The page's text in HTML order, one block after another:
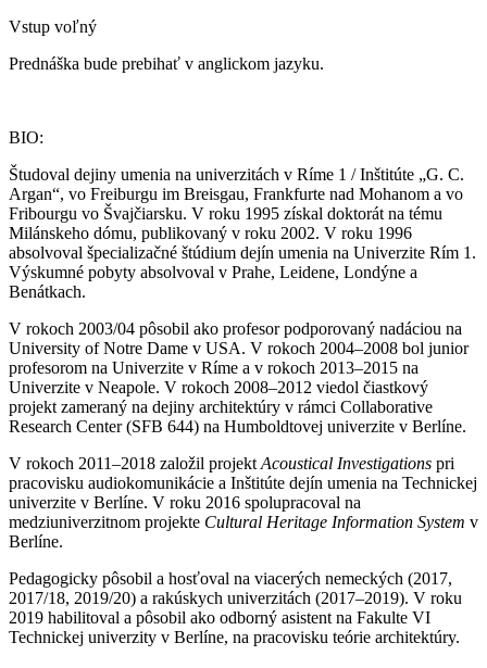
Vstup voľný
Prednáška bude prebihať v anglickom jazyku.
BIO:
Študoval dejiny umenia na univerzitách v Ríme 1 / Inštitúte „G. C.
Argan“, vo Freiburgu im Breisgau, Frankfurte nad Mohanom a vo
Fribourgu vo Švajčiarsku. V roku 1995 získal doktorát na tému
Milánskeho dómu, publikovaný v roku 2002. V roku 1996
absolvoval špecializačné štúdium dejín umenia na Univerzite Rím 1.
Výskumné pobyty absolvoval v Prahe, Leidene, Londýne a
Benátkach.
V rokoch 2003/04 pôsobil ako profesor podporovaný nadáciou na
University of Notre Dame v USA. V rokoch 2004–2008 bol junior
profesorom na Univerzite v Ríme a v rokoch 2013–2015 na
Univerzite v Neapole. V rokoch 2008–2012 viedol čiastkový
projekt zameraný na dejiny architektúry v rámci Collaborative
Research Center (SFB 644) na Humboldtovej univerzite v Berlíne.
V rokoch 2011–2018 založil projekt Acoustical Investigations pri
pracovisku audiokomunikácie a Inštitúte dejín umenia na Technickej
univerzite v Berlíne. V roku 2016 spolupracoval na
medziuniverzitnom projekte Cultural Heritage Information System v
Berlíne.
Pedagogicky pôsobil a hosťoval na viacerých nemeckých (2017,
2017/18, 2019/20) a rakúskych univerzitách (2017–2019). V roku
2019 habilitoval a pôsobil ako odborný asistent na Fakulte VI
Technickej univerzity v Berlíne, na pracovisku teórie architektúry.